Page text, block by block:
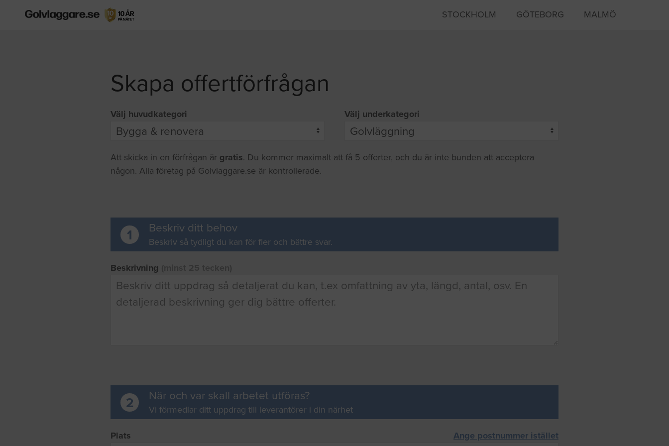
STOCKHOLM GÖTEBORG MALMÖ
Skapa offertförfrågan
Välj huvudkategori Välj underkategori
Att skicka in en förfrågan är gratis. Du kommer maximalt att få 5 offerter, och du är inte bunden att acceptera
någon. Alla företag på Golvlaggare.se är kontrollerade.
1 Beskriv ditt behov
Beskriv så tydligt du kan för fler och bättre svar.
Beskrivning
2 När och var skall arbetet utföras?
Vi förmedlar ditt uppdrag till leverantörer i din närhet
Plats Ange postnummer istället